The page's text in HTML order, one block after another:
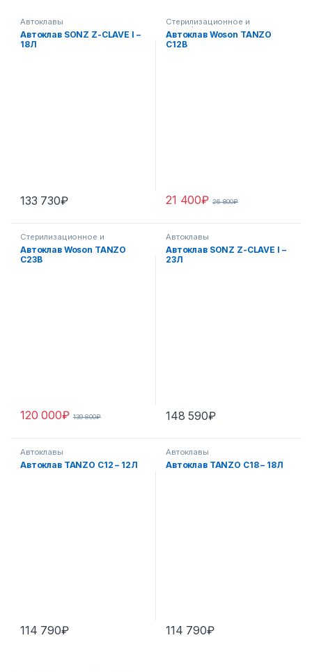
Автоклавы
Автоклав SONZ Z-CLAVE I –
18Л
133 730₽
Стерилизационное и
дезинфекционное
оборудование
Автоклав Woson TANZO
C12B
21 400₽ 26 800₽
Стерилизационное и
дезинфекционное
оборудование
Автоклав Woson TANZO
C23B
120 000₽ 139 800₽
Автоклавы
Автоклав SONZ Z-CLAVE I –
23Л
148 590₽
Автоклавы
Автоклав TANZO C12 – 12Л
114 790₽
Автоклавы
Автоклав TANZO C18 – 18Л
114 790₽